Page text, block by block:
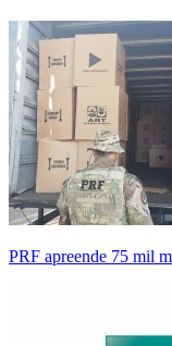
PRF apreende 75 mil